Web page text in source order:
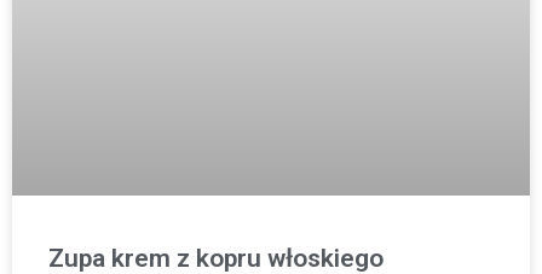
Zupa krem z kopru włoskiego